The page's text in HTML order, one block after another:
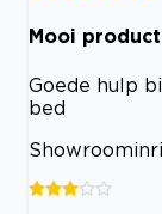
Mooi
Goede hulp
bed